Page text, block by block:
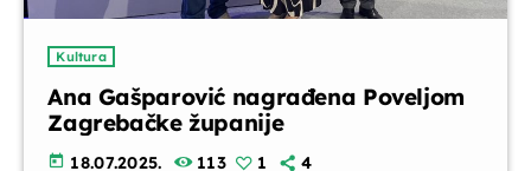
UPRAVO ETERU
Kultura
Ana Gašparović nagrađena Poveljom
Zagrebačke županije
today 18.07.2025. 113 1 4